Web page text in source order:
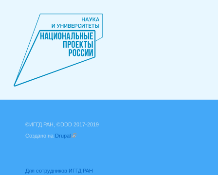
©ИГГД РАН, ©DDD 2017-2019
Создано на Drupal
Для сотрудников ИГГД РАН